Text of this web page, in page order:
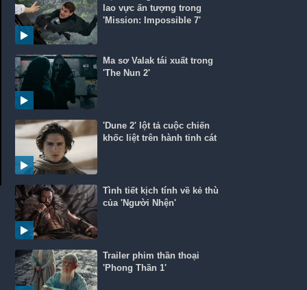
lao vực ấn tượng trong
'Mission: Impossible 7'
Ma sơ Valak tái xuất trong
'The Nun 2'
'Dune 2' lột tả cuộc chiến
khốc liệt trên hành tinh cát
Tình tiết kịch tính về kẻ thù
của 'Người Nhện'
Trailer phim thần thoại
'Phong Thần 1'